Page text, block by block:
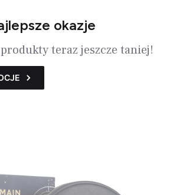
okazje
teraz jeszcze taniej!